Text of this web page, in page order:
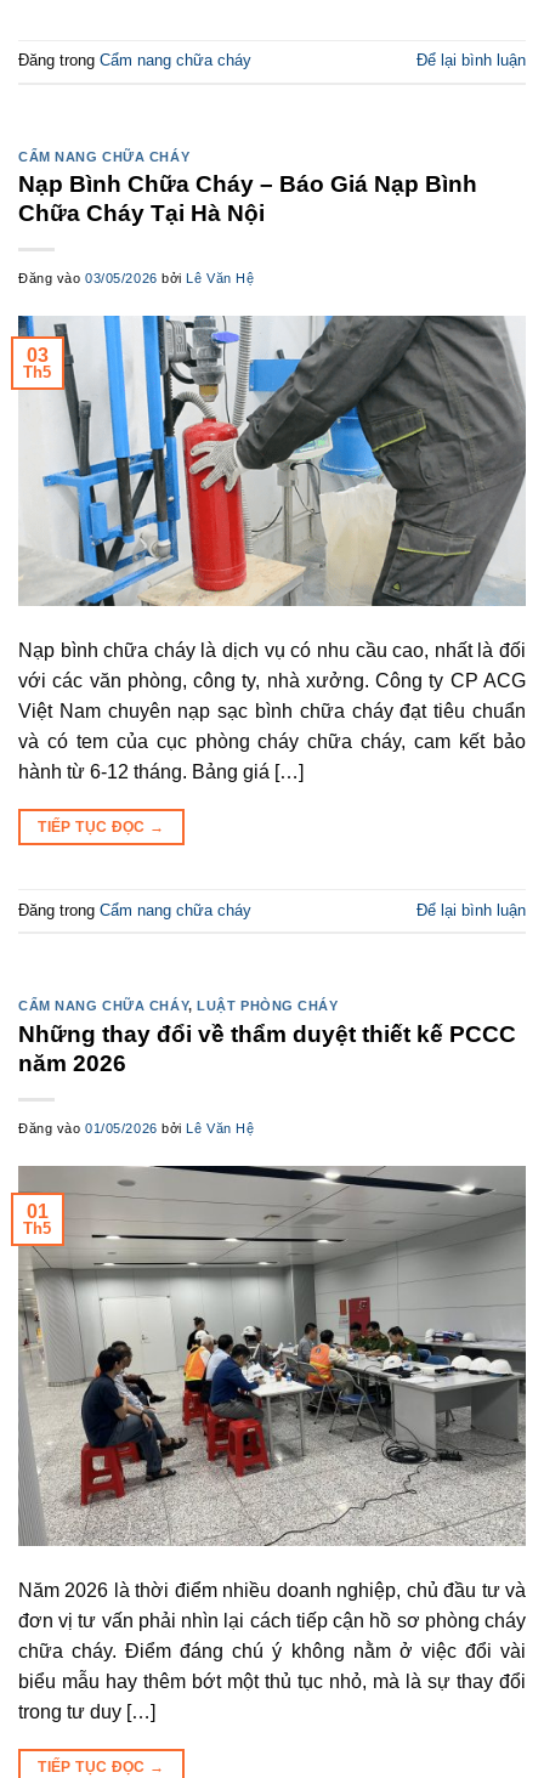
Đăng trong Cẩm nang chữa cháy Để lại bình luận
CẨM NANG CHỮA CHÁY
Nạp Bình Chữa Cháy – Báo Giá Nạp Bình
Chữa Cháy Tại Hà Nội
Đăng vào03/05/2026 bởi Lê Văn Hệ
03
Th5
Nạp bình chữa cháy là dịch vụ có nhu cầu cao, nhất là đối
với các văn phòng, công ty, nhà xưởng. Công ty CP ACG
Việt Nam chuyên nạp sạc bình chữa cháy đạt tiêu chuẩn
và có tem của cục phòng cháy chữa cháy, cam kết bảo
hành từ 6-12 tháng. Bảng giá […]
TIẾP TỤC ĐỌC →
Đăng trong Cẩm nang chữa cháy Để lại bình luận
CẨM NANG CHỮA CHÁY, LUẬT PHÒNG CHÁY
Những thay đổi về thẩm duyệt thiết kế PCCC
năm 2026
Đăng vào01/05/2026 bởiLê Văn Hệ
01
Th5
Năm 2026 là thời điểm nhiều doanh nghiệp, chủ đầu tư và
đơn vị tư vấn phải nhìn lại cách tiếp cận hồ sơ phòng cháy
chữa cháy. Điểm đáng chú ý không nằm ở việc đổi vài
biểu mẫu hay thêm bớt một thủ tục nhỏ, mà là sự thay đổi
trong tư duy […]
TIẾP TỤC ĐỌC →